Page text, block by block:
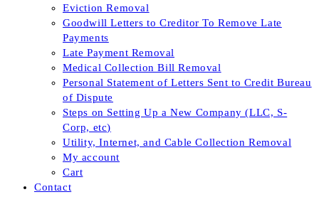
Eviction Removal
Goodwill Letters to Creditor To Remove Late
Payments
Late Payment Removal
Medical Collection Bill Removal
Personal Statement of Letters Sent to Credit Bureau
of Dispute
Steps on Setting Up a New Company (LLC, S-
Corp, etc)
Utility, Internet, and Cable Collection Removal
My account
Cart
Contact